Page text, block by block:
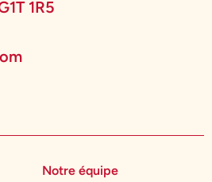
1R5
Notre équipe